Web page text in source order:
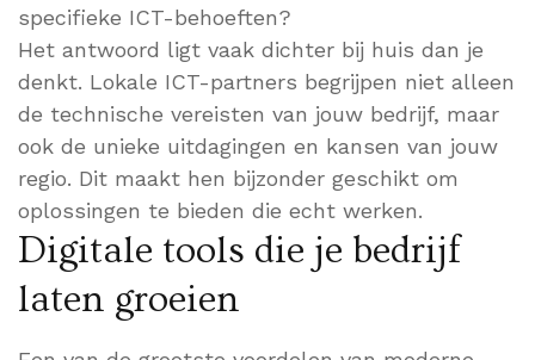
specifieke ICT-behoeften?
Het antwoord ligt vaak dichter bij huis dan je
denkt. Lokale ICT-partners begrijpen niet alleen
de technische vereisten van jouw bedrijf, maar
ook de unieke uitdagingen en kansen van jouw
regio. Dit maakt hen bijzonder geschikt om
oplossingen te bieden die echt werken.
Digitale tools die je bedrijf
laten groeien